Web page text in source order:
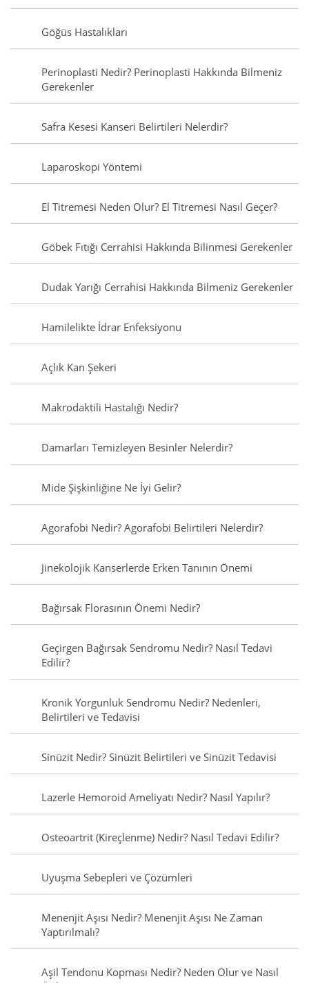
Göğüs Hastalıkları
Perinoplasti Nedir? Perinoplasti Hakkında Bilmeniz
Gerekenler
Safra Kesesi Kanseri Belirtileri Nelerdir?
Laparoskopi Yöntemi
El Titremesi Neden Olur? El Titremesi Nasıl Geçer?
Göbek Fıtığı Cerrahisi Hakkında Bilinmesi Gerekenler
Dudak Yarığı Cerrahisi Hakkında Bilmeniz Gerekenler
Hamilelikte İdrar Enfeksiyonu
Açlık Kan Şekeri
Makrodaktili Hastalığı Nedir?
Damarları Temizleyen Besinler Nelerdir?
Mide Şişkinliğine Ne İyi Gelir?
Agorafobi Nedir? Agorafobi Belirtileri Nelerdir?
Jinekolojik Kanserlerde Erken Tanının Önemi
Bağırsak Florasının Önemi Nedir?
Geçirgen Bağırsak Sendromu Nedir? Nasıl Tedavi
Edilir?
Kronik Yorgunluk Sendromu Nedir? Nedenleri,
Belirtileri ve Tedavisi
Sinüzit Nedir? Sinüzit Belirtileri ve Sinüzit Tedavisi
Lazerle Hemoroid Ameliyatı Nedir? Nasıl Yapılır?
Osteoartrit (Kireçlenme) Nedir? Nasıl Tedavi Edilir?
Uyuşma Sebepleri ve Çözümleri
Menenjit Aşısı Nedir? Menenjit Aşısı Ne Zaman
Yaptırılmalı?
Aşil Tendonu Kopması Nedir? Neden Olur ve Nasıl